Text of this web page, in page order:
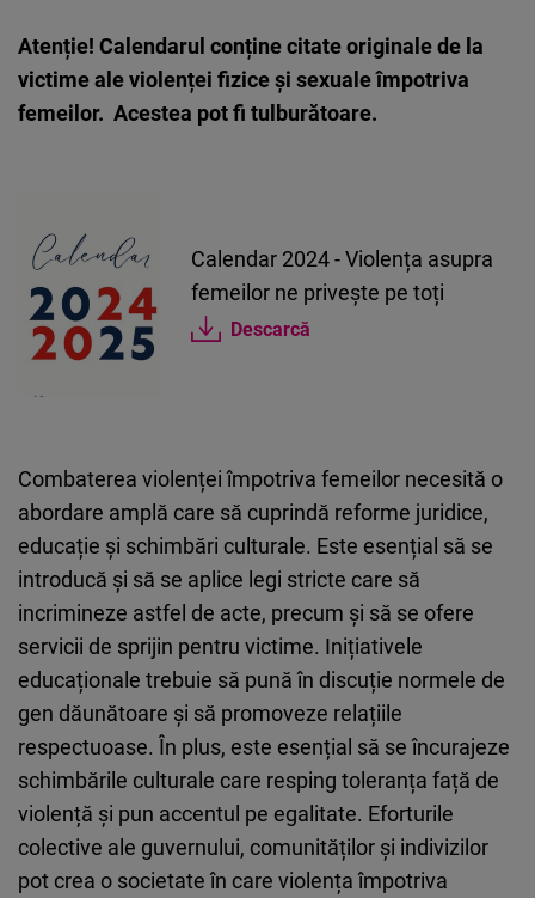
Atenție! Calendarul conține citate originale de la
victime ale violenței fizice și sexuale împotriva
femeilor. Acestea pot fi tulburătoare.
Calendar 2024 - Violența asupra
femeilor ne privește pe toți
Descarcă
Combaterea violenței împotriva femeilor necesită o
abordare amplă care să cuprindă reforme juridice,
educație și schimbări culturale. Este esențial să se
introducă și să se aplice legi stricte care să
incrimineze astfel de acte, precum și să se ofere
servicii de sprijin pentru victime. Inițiativele
educaționale trebuie să pună în discuție normele de
gen dăunătoare și să promoveze relațiile
respectuoase. În plus, este esențial să se încurajeze
schimbările culturale care resping toleranța față de
violență și pun accentul pe egalitate. Eforturile
colective ale guvernului, comunităților și indivizilor
pot crea o societate în care violența împotriva